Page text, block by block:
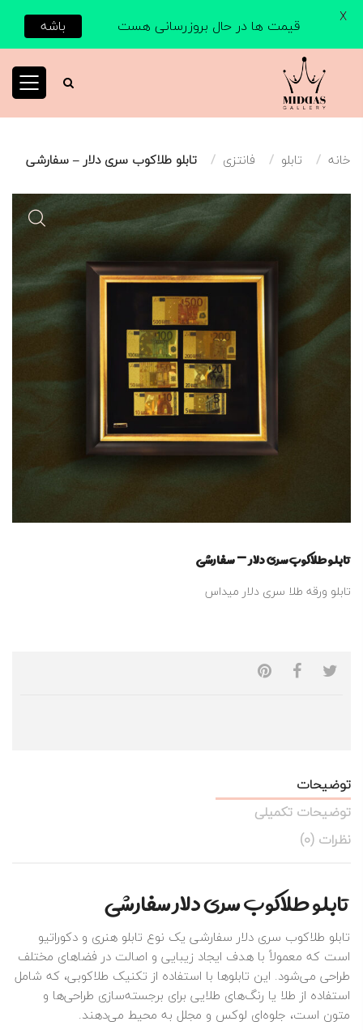
خانه تابلو فانتزی تابلو طلاکوب سری دلار – سفارشی
تابلو طلاکوب سری دلار – سفارشی
تابلو ورقه طلا سری دلار میداس
توضیحات
توضیحات تکمیلی
نظرات (0)
تابلو طلاکوب سری دلار سفارشی
تابلو طلاکوب سری دلار سفارشی یک نوع تابلو هنری و دکوراتیو
است که معمولاً با هدف ایجاد زیبایی و اصالت در فضاهای مختلف
طراحی می‌شود. این تابلوها با استفاده از تکنیک طلاکوبی، که شامل
استفاده از طلا یا رنگ‌های طلایی برای برجسته‌سازی طراحی‌ها و
متون است، جلوه‌ای لوکس و مجلل به محیط می‌دهند.
قیمت ها در حال بروزرسانی هست باشه X